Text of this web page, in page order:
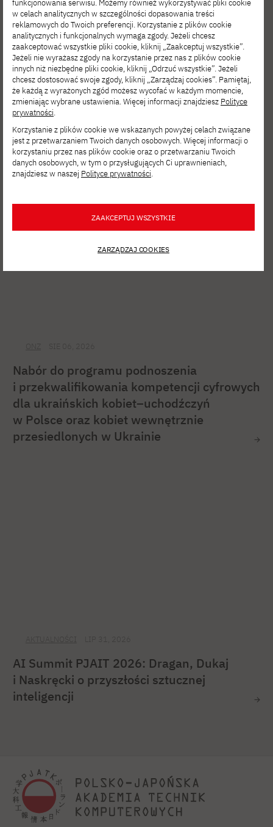
SIE 06, 2026
Film Spring Open – zgłoś się
na interdyscyplinarne warsztaty filmowe!
Nabór do programu podnoszenia
i przekwalifikowania kompetencji cyfrowych
dla ukraińskich kobiet–uchodźczyń
w Polsce oraz kobiet wewnętrznie
przesiedlonych w Ukrainie
AI Summit PJAIT 2026: Dragan, Dukaj
i Naskręcki o przyszłości sztucznej
inteligencji
funkcjonowania serwisu. Możemy również wykorzystywać pliki cookie
w celach analitycznych w szczególności dopasowania treści
reklamowych do Twoich preferencji. Korzystanie z plików cookie
analitycznych i funkcjonalnych wymaga zgody. Jeżeli chcesz
zaakceptować wszystkie pliki cookie, kliknij „Zaakceptuj wszystkie”.
Jeżeli nie wyrażasz zgody na korzystanie przez nas z plików cookie
innych niż niezbędne pliki cookie, kliknij „Odrzuć wszystkie”. Jeżeli
chcesz dostosować swoje zgody, kliknij „Zarządzaj cookies”. Pamiętaj,
że każdą z wyrażonych zgód możesz wycofać w każdym momencie,
zmieniając wybrane ustawienia. Więcej informacji znajdziesz Polityce
prywatności.
Korzystanie z plików cookie we wskazanych powyżej celach związane
jest z przetwarzaniem Twoich danych osobowych. Więcej informacji o
korzystaniu przez nas plików cookie oraz o przetwarzaniu Twoich
danych osobowych, w tym o przysługujących Ci uprawnieniach,
znajdziesz w naszej Polityce prywatności.
ZAAKCEPTUJ WSZYSTKIE
ZARZĄDZAJ COOKIES